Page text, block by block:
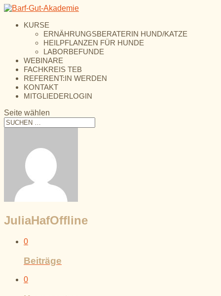
KURSE
ERNÄHRUNGSBERATERIN HUND/KATZE
HEILPFLANZEN FÜR HUNDE
LABORBEFUNDE
WEBINARE
FACHKREIS TEB
REFERENT:IN WERDEN
KONTAKT
MITGLIEDERLOGIN
Seite wählen
JuliaHafOffline
0
Beiträge
0